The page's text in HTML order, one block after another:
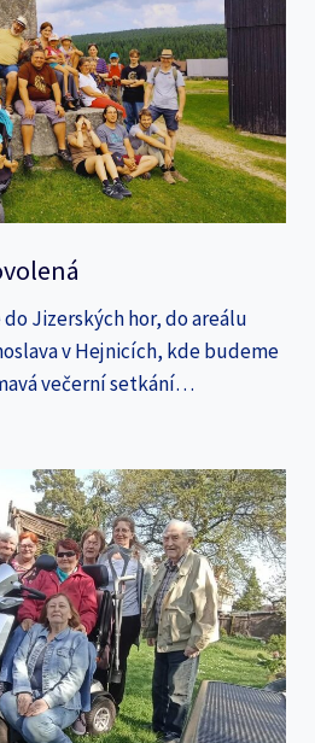
do Jizerských hor, do areálu
v Hejnicích, kde budeme
večerní setkání…